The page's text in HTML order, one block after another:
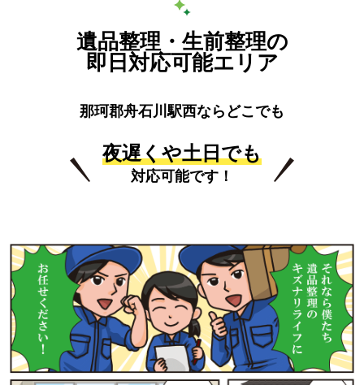
遺品整理・生前整理の
即日対応可能エリア
那珂郡舟石川駅西ならどこでも
夜遅くや土日でも
対応可能です！